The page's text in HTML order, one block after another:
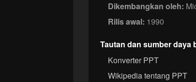
Dikembangkan oleh:
Rilis awal: 1990
Tautan dan sumber daya
Konverter PPT
Wikipedia tentang PPT